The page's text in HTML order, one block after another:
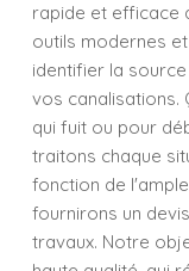
rapide et efficace
outils modernes
identifier la
vos canalisations.
qui fuit ou pour
traitons chaque
fonction de
fournirons un
travaux. Notre